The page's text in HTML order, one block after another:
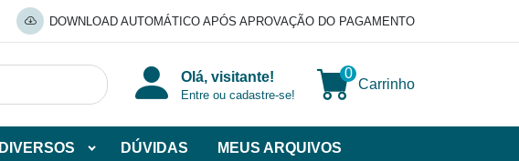
DOWNLOAD AUTOMÁTICO APÓS APROVAÇÃO DO PAGAMENTO
Olá, visitante!
Entre ou cadastre-se!
0
Carrinho
DIVERSOS DÚVIDAS MEUS ARQUIVOS